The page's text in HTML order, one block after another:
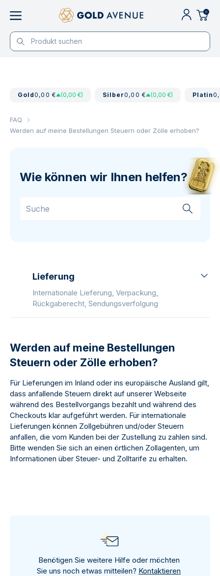
0
Gold0,00 € (0,00 €) Silber0,00 € (0,00 €) Platin
FAQ
Werden auf meine Bestellungen Steuern oder Zölle erhoben?
Wie können wir Ihnen helfen?
Lieferung
Internationale Lieferung, Verpackung,
Rückgaberecht, Sendungsverfolgung
Werden auf meine Bestellungen
Steuern oder Zölle erhoben?
Für Lieferungen im Inland oder ins europäische Ausland gilt,
dass anfallende Steuern direkt auf unserer Webseite
während des Bestellvorgangs bezahlt und während des
Checkouts klar aufgeführt werden. Für internationale
Lieferungen können Zollgebühren und/oder Steuern
anfallen, die vom Kunden bei der Zustellung zu zahlen sind.
Bitte wenden Sie sich an einen örtlichen Zollagenten, um
Informationen über Steuer- und Zolltarife zu erhalten.
Benötigen Sie weitere Hilfe oder möchten
Sie uns noch etwas mitteilen? Kontaktieren